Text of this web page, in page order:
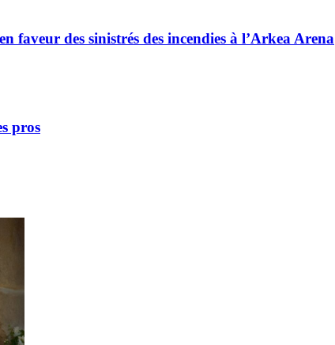
faveur des sinistrés des incendies à l’Arkea Arena
pros